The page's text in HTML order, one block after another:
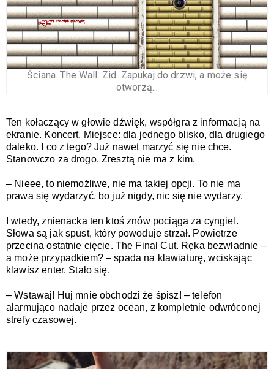
Ściana. The Wall. Zid. Zapukaj do drzwi, a może się
otworzą...
Ten kołaczący w głowie dźwięk, współgra z informacją na
ekranie. Koncert. Miejsce: dla jednego blisko, dla drugiego
daleko. I co z tego? Już nawet marzyć się nie chce.
Stanowczo za drogo. Zresztą nie ma z kim.
– Nieee, to niemożliwe, nie ma takiej opcji. To nie ma
prawa się wydarzyć, bo już nigdy, nic się nie wydarzy.
I wtedy, znienacka ten ktoś znów pociąga za cyngiel.
Słowa są jak spust, który powoduje strzał. Powietrze
przecina ostatnie cięcie. The Final Cut. Ręka bezwładnie –
a może przypadkiem? – spada na klawiaturę, wciskając
klawisz enter. Stało się.
– Wstawaj! Huj mnie obchodzi że śpisz! – telefon
alarmująco nadaje przez ocean, z kompletnie odwróconej
strefy czasowej.